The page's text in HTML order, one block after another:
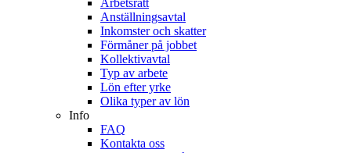
Arbetsrätt
Anställningsavtal
Inkomster och skatter
Förmåner på jobbet
Kollektivavtal
Typ av arbete
Lön efter yrke
Olika typer av lön
Info
FAQ
Kontakta oss